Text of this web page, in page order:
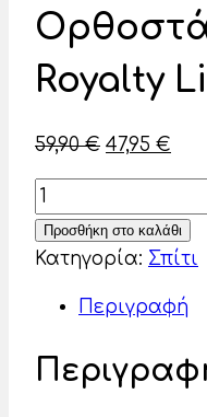
Royalty
59,90€ Original
price
59,90 €.
47,95 €
Ηλεκτρική
Ψησταριά
-
2400W
Προσθήκη στο καλάθι
Κατηγορία: Σπίτι
Περιγραφή